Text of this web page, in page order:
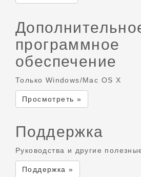
программное
обеспечение
Только Windows/Mac OS X
Просмотреть »
Поддержка
Руководства и другие
Поддержка »